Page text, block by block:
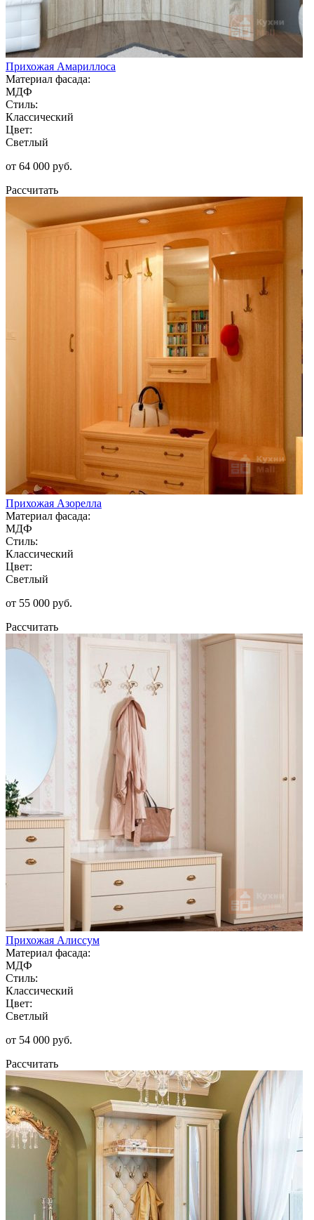
Прихожая Амариллоса
Материал фасада:
МДФ
Стиль:
Классический
Цвет:
Светлый
от 64 000 руб.
Рассчитать
Прихожая Азорелла
Материал фасада:
МДФ
Стиль:
Классический
Цвет:
Светлый
от 55 000 руб.
Рассчитать
Прихожая Алиссум
Материал фасада:
МДФ
Стиль:
Классический
Цвет:
Светлый
от 54 000 руб.
Рассчитать